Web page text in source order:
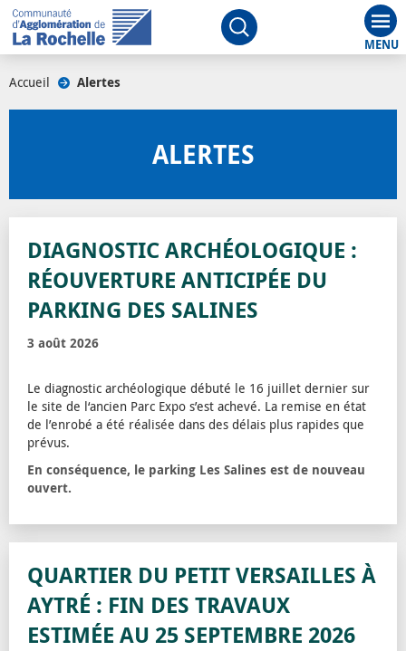
Ouvrir le moteur de
Accueil Alertes
ALERTES
DIAGNOSTIC ARCHÉOLOGIQUE :
RÉOUVERTURE ANTICIPÉE DU
PARKING DES SALINES
3 août 2026
Le diagnostic archéologique débuté le 16 juillet dernier sur
le site de l‘ancien Parc Expo s’est achevé. La remise en état
de l’enrobé a été réalisée dans des délais plus rapides que
prévus.
En conséquence, le parking Les Salines est de nouveau
ouvert.
QUARTIER DU PETIT VERSAILLES À
AYTRÉ : FIN DES TRAVAUX
ESTIMÉE AU 25 SEPTEMBRE 2026